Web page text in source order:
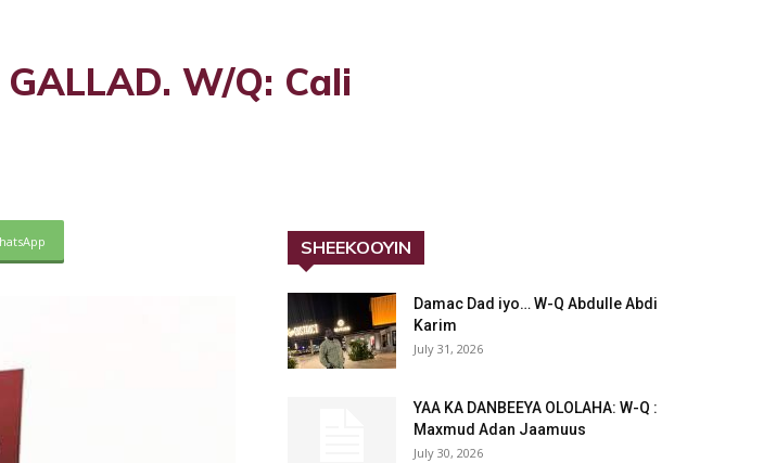
W/Q: Cali
SHEEKOOYIN
Damac Dad iyo… W-Q Abdulle Abdi
Karim
July 31, 2026
YAA KA DANBEEYA OLOLAHA: W-Q :
Maxmud Adan Jaamuus
July 30, 2026